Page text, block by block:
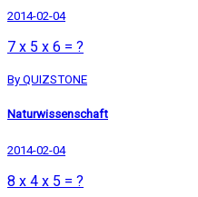
2014-02-04
7 x 5 x 6 = ?
By QUIZSTONE
Naturwissenschaft
2014-02-04
8 x 4 x 5 = ?